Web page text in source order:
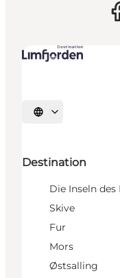
Sprache auswählen
Destination
Die Inseln
Skive
Fur
Mors
Østsalling